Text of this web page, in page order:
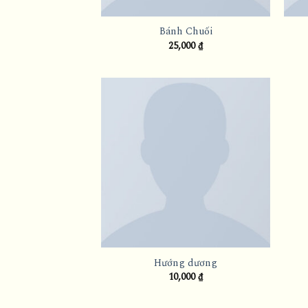
Bánh Chuối
25,000₫
Hướng dương
10,000₫